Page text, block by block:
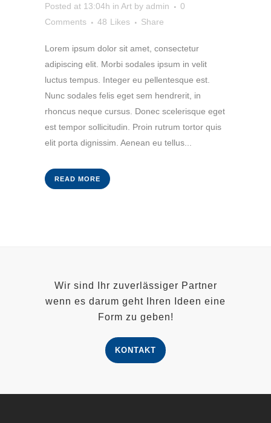
Posted at 13:04h in Art by admin
0
Comments
48 Likes Share
Lorem ipsum dolor sit amet, consectetur
adipiscing elit. Morbi sodales ipsum in velit
luctus tempus. Integer eu pellentesque est.
Nunc sodales felis eget sem hendrerit, in
rhoncus neque cursus. Donec scelerisque eget
est tempor sollicitudin. Proin rutrum tortor quis
elit porta dignissim. Aenean eu tellus...
READ MORE
Wir sind Ihr zuverlässiger Partner
wenn es darum geht Ihren Ideen eine
Form zu geben!
KONTAKT